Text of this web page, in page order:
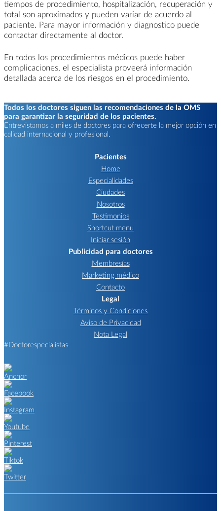
tiempos de procedimiento, hospitalización, recuperación y
total son aproximados y pueden variar de acuerdo al
paciente. Para mayor información y diagnostico puede
contactar directamente al doctor.
En todos los procedimientos médicos puede haber
complicaciones, el especialista proveerá información
detallada acerca de los riesgos en el procedimiento.
Todos los doctores siguen las recomendaciones de la OMS
para garantizar la seguridad de los pacientes.
Entrevistamos a miles de doctores para ofrecerte la mejor opción en
calidad internacional y profesional.
Pacientes
Home
Especialidades
Ciudades
Nosotros
Testimonios
Shortcut menu
Iniciar sesión
Publicidad para doctores
Membresías
Marketing médico
Contacto
Legal
Términos y Condiciones
Aviso de Privacidad
Nota Legal
#Doctorespecialistas